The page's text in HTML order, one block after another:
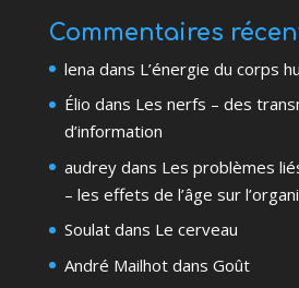
Commentaires
lena dans L’énergie du corps
Élio dans Les nerfs – des
d’information
audreydans Les problèmes
– les effets de l’âge sur
Soulatdans Le cerveau
André Mailhotdans Goût